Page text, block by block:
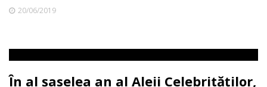
20/06/2019
În al șaselea an al Aleii Celebrităților,